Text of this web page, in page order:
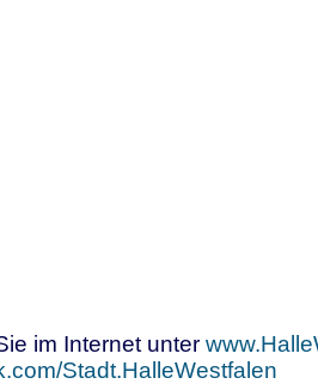
im Internet unter
Stadt.HalleWestfalen